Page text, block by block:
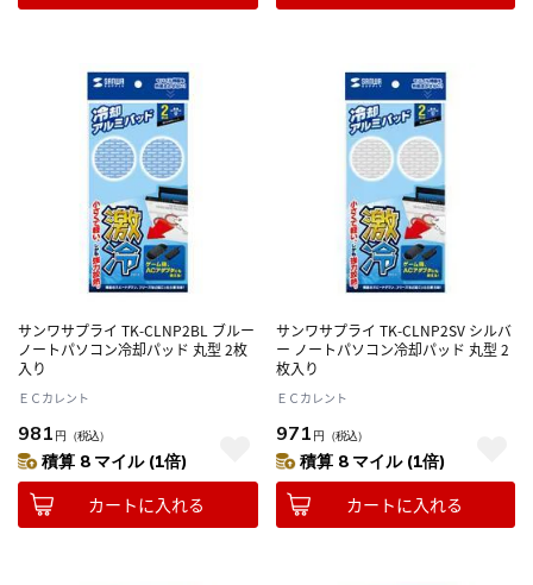
サンワサプライ TK-CLNP2BL ブルー
ノートパソコン冷却パッド 丸型 2枚
入り
ＥＣカレント
981 円 （税込）
積算 8 マイル (1倍)
カートに入れる
サンワサプライ TK-CLNP2SV シルバ
ー ノートパソコン冷却パッド 丸型 2
枚入り
ＥＣカレント
971 円 （税込）
積算 8 マイル (1倍)
カートに入れる